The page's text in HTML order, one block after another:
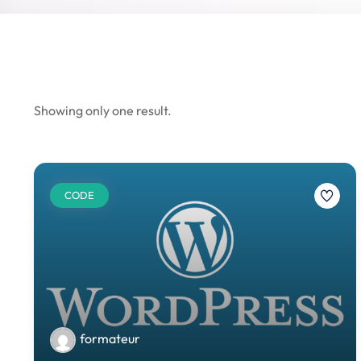
Showing only one result.
CODE
formateur